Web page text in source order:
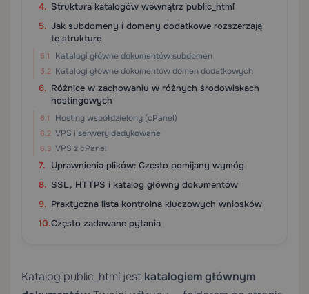
Struktura katalogów wewnątrz `public_html`
Jak subdomeny i domeny dodatkowe rozszerzają
tę strukturę
Katalogi główne dokumentów subdomen
Katalogi główne dokumentów domen dodatkowych
Różnice w zachowaniu w różnych środowiskach
hostingowych
Hosting współdzielony (cPanel)
VPS i serwery dedykowane
VPS z cPanel
Uprawnienia plików: Często pomijany wymóg
SSL, HTTPS i katalog główny dokumentów
Praktyczna lista kontrolna kluczowych wniosków
Często zadawane pytania
Katalog `public_html` jest katalogiem głównym